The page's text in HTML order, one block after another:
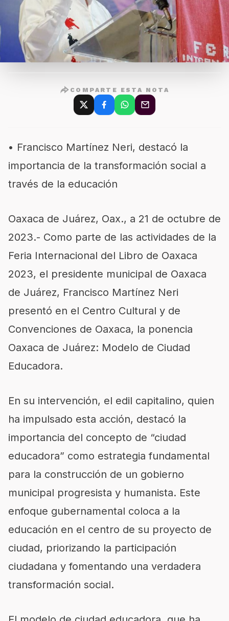
COMPARTE ESTA NOTA
• Francisco Martínez Neri, destacó la
importancia de la transformación social a
través de la educación
Oaxaca de Juárez, Oax., a 21 de octubre de
2023.- Como parte de las actividades de la
Feria Internacional del Libro de Oaxaca
2023, el presidente municipal de Oaxaca
de Juárez, Francisco Martínez Neri
presentó en el Centro Cultural y de
Convenciones de Oaxaca, la ponencia
Oaxaca de Juárez: Modelo de Ciudad
Educadora.
En su intervención, el edil capitalino, quien
ha impulsado esta acción, destacó la
importancia del concepto de “ciudad
educadora” como estrategia fundamental
para la construcción de un gobierno
municipal progresista y humanista. Este
enfoque gubernamental coloca a la
educación en el centro de su proyecto de
ciudad, priorizando la participación
ciudadana y fomentando una verdadera
transformación social.